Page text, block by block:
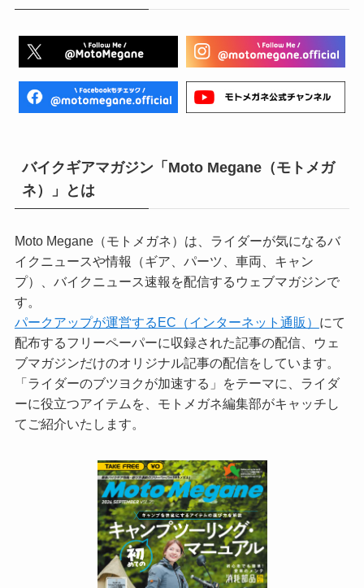
バイクギアマガジン「Moto Megane（モトメガ
ネ）」とは
Moto Megane（モトメガネ）は、ライダーが気になるバ
イクニュースや情報（ギア、パーツ、車両、キャン
プ）、バイクニュース速報を配信するウェブマガジンで
す。
パークアップが運営するEC（インターネット通販） にて
配布するフリーペーパーに収録された記事の配信、ウェ
ブマガジンだけのオリジナル記事の配信をしています。
「ライダーのブツヨクが加速する」をテーマに、ライダ
ーに役立つアイテムを、モトメガネ編集部がキャッチし
てご紹介いたします。